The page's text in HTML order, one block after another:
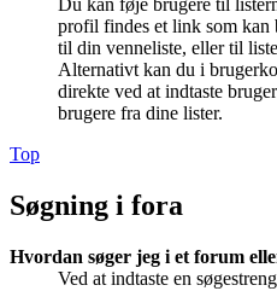
Du kan føje brugere til
profil findes et link som kan
til din venneliste, eller til
Alternativt kan du i
direkte ved at indtaste
brugere fra dine lister.
Top
Søgning i fora
Hvordan søger jeg i et forum
Ved at indtaste en